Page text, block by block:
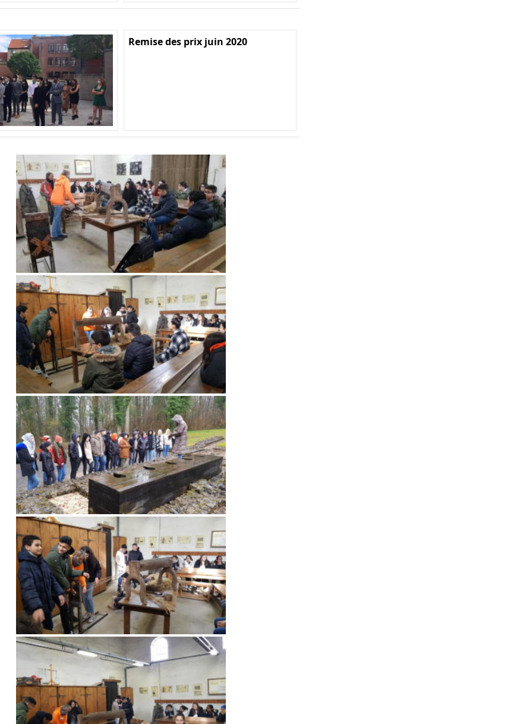
Remise des prix juin 2020